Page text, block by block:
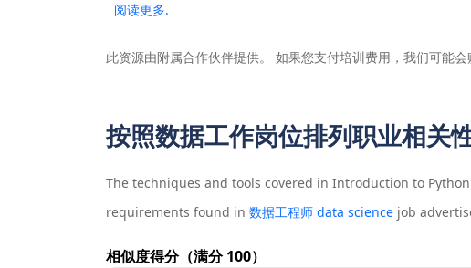
阅读更多.
此资源由附属合作伙伴提供。 如果您支付培训费用，我们可能会
按照数据工作岗位排列职业相关
The techniques and tools covered in Introduction to
requirements found in 数据工程师 data sciencejob
相似度得分（满分 100）